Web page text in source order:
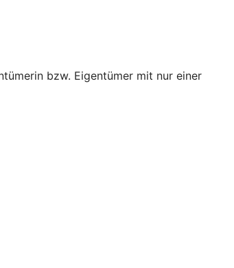
bzw. Eigentümer mit nur einer